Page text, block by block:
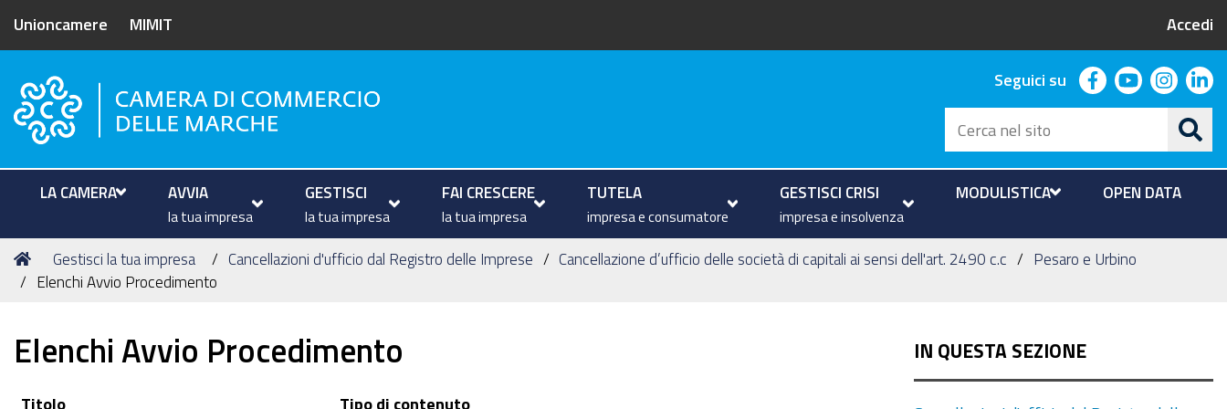
Unioncamere MIMIT Accedi
Camera di Commercio delle Marche
Seguici su facebookyoutube
Cerca
nel
sito
LA CAMERA AVVIA
la tua impresa
GESTISCI
la tua impresa
FAI CRESCERE
la tua impresa
TUTELA
impresa e consumatore
GESTISCI CRISI
impresa e insolvenza
MODULISTICA OPEN DATA
Tu
sei
Home
Gestisci la tua impresa Cancellazioni d'ufficio dal Registro delle Imprese Cancellazione d’ufficio delle società di capitali ai sensi dell'art. 2490 c.c
Pesaro e Urbino
Elenchi Avvio Procedimento
Elenchi Avvio Procedimento
Titolo Tipo di contenuto
IN QUESTA SEZIONE